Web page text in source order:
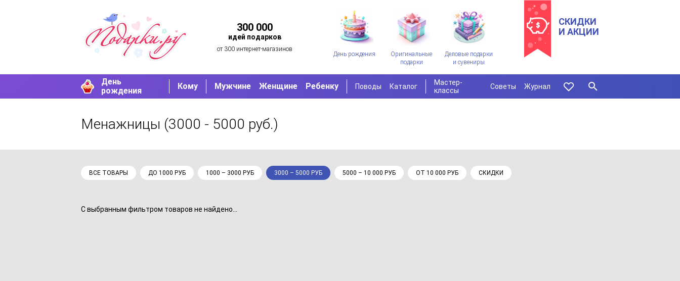
300 000
идей подарков
от 300 интернет-магазинов
День рождения
Оригинальные
подарки
Деловые подарки
и сувениры
СКИДКИ
И АКЦИИ
День
рождения
Кому Мужчине Женщине Ребенку Поводы Каталог
Мастер-
классы
Советы Журнал
Менажницы (3000 - 5000 руб.)
ВСЕ ТОВАРЫ ДО 1000 РУБ 1000 – 3000 РУБ 3000 – 5000 РУБ 5000 – 10 000 РУБ ОТ 10 000 РУБ СКИДКИ
С выбранным фильтром товаров не найдено...